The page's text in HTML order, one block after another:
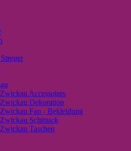
Accessoires
Dekoration
Fan - Bekleidung
Schmuck
Taschen